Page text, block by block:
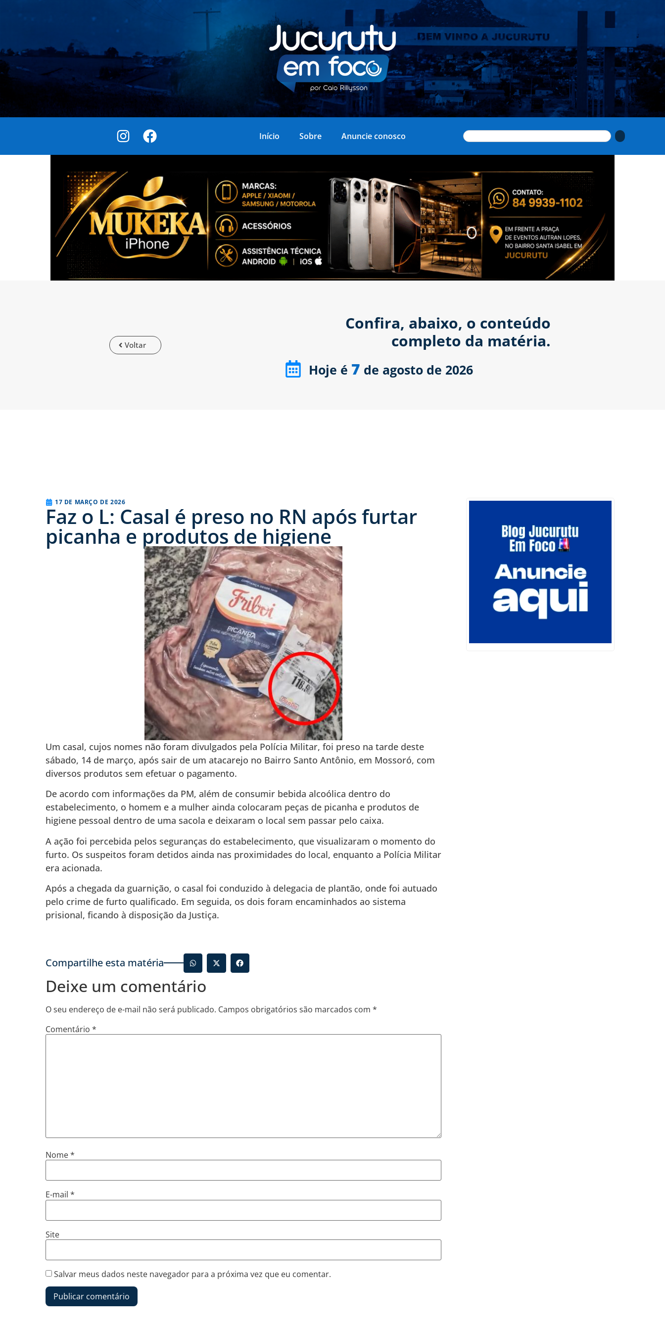
Início Sobre Anuncie conosco
Voltar
Confira, abaixo, o conteúdo
completo da matéria.
Hoje é 7 de agosto de 2026
17 DE MARÇO DE 2026
Faz o L: Casal é preso no RN após furtar
picanha e produtos de higiene
Um casal, cujos nomes não foram divulgados pela Polícia Militar, foi preso na tarde deste
sábado, 14 de março, após sair de um atacarejo no Bairro Santo Antônio, em Mossoró, com
diversos produtos sem efetuar o pagamento.
De acordo com informações da PM, além de consumir bebida alcoólica dentro do
estabelecimento, o homem e a mulher ainda colocaram peças de picanha e produtos de
higiene pessoal dentro de uma sacola e deixaram o local sem passar pelo caixa.
A ação foi percebida pelos seguranças do estabelecimento, que visualizaram o momento do
furto. Os suspeitos foram detidos ainda nas proximidades do local, enquanto a Polícia Militar
era acionada.
Após a chegada da guarnição, o casal foi conduzido à delegacia de plantão, onde foi autuado
pelo crime de furto qualificado. Em seguida, os dois foram encaminhados ao sistema
prisional, ficando à disposição da Justiça.
Compartilhe esta matéria
Deixe um comentário
O seu endereço de e-mail não será publicado. Campos obrigatórios são marcados com *
Comentário *
Nome*
E-mail *
Site
Salvar meus dados neste navegador para a próxima vez que eu comentar.